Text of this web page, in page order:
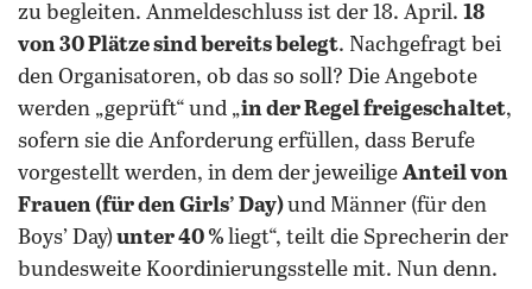
zu begleiten. Anmeldeschluss ist der 18. April. 18
von 30 Plätze sind bereits belegt. Nachgefragt bei
den Organisatoren, ob das so soll? Die Angebote
werden „geprüft“ und „in der Regel freigeschaltet,
sofern sie die Anforderung erfüllen, dass Berufe
vorgestellt werden, in dem der jeweilige Anteil von
Frauen (für den Girls’ Day)und Männer (für den
Boys’ Day)unter 40 % liegt“, teilt die Sprecherin der
bundesweite Koordinierungsstelle mit. Nun denn.